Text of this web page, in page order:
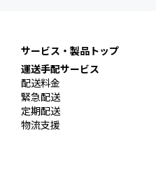
サービス・製品トップ
運送手配サービス
配送料金
緊急配送
定期配送
物流支援